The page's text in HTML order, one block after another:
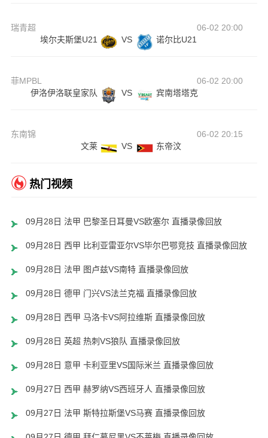
瑞青超
06-02 20:00
埃尔夫斯堡U21
VS 诺尔比U21
菲MPBL
06-02 20:00
伊洛伊洛联皇家队
VS 宾南塔塔克
东南锦
06-02 20:15
文莱
VS 东帝汶
热门视频
09月28日 法甲 巴黎圣日耳曼VS欧塞尔 直播录像回放
09月28日 西甲 比利亚雷亚尔VS毕尔巴鄂竞技 直播录像回放
09月28日 法甲 图卢兹VS南特 直播录像回放
09月28日 德甲 门兴VS法兰克福 直播录像回放
09月28日 西甲 马洛卡VS阿拉维斯 直播录像回放
09月28日 英超 热刺VS狼队 直播录像回放
09月28日 意甲 卡利亚里VS国际米兰 直播录像回放
09月27日 西甲 赫罗纳VS西班牙人 直播录像回放
09月27日 法甲 斯特拉斯堡VS马赛 直播录像回放